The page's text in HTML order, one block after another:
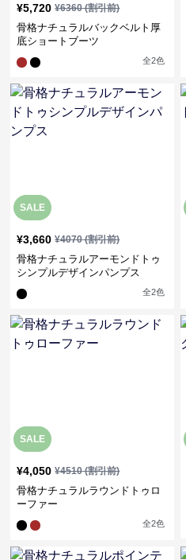
¥5,720 ¥6360(割引前)
骨格ナチュラルバックベルト厚
底ショートブーツ
全2色
SALE
¥3,660 ¥4070(割引前)
骨格ナチュラルアーモンドトゥ
シンプルデザインパンプス
全2色
SALE
¥4,050 ¥4510(割引前)
骨格ナチュラルラウンドトゥロ
ーファー
全2色